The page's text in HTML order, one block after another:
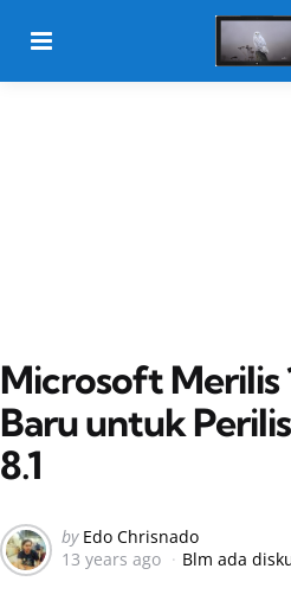
Microsoft Merilis
Baru untuk
8.1
Posted
by
by Edo Chrisnado
13 years ago
Blm ada